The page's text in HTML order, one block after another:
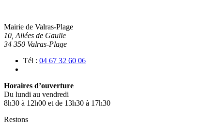
Mairie de Valras-Plage
10, Allées de Gaulle
34 350 Valras-Plage
Tél : 04 67 32 60 06
Horaires d’ouverture
Du lundi au vendredi
8h30 à 12h00 et de 13h30 à 17h30
Restons